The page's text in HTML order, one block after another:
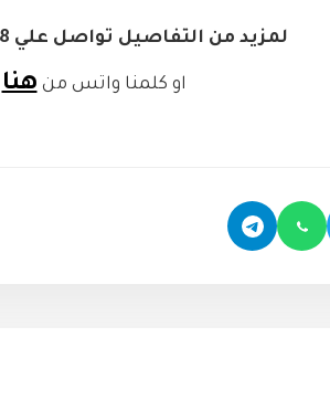
لمزيد من التفاصيل تواصل علي 01003236638
او كلمنا واتس من هنا